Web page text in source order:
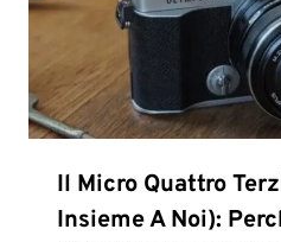
Il Micro Quattro
Insieme A Noi):